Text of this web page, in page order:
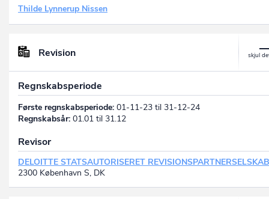
Thilde Lynnerup Nissen
Revision
Regnskabsperiode
Første regnskabsperiode: 01-11-23 til 31-12-24
Regnskabsår: 01.01 til 31.12
Revisor
DELOITTE STATSAUTORISERET REVISIONSPARTNERSELSKAB
2300 København S, DK